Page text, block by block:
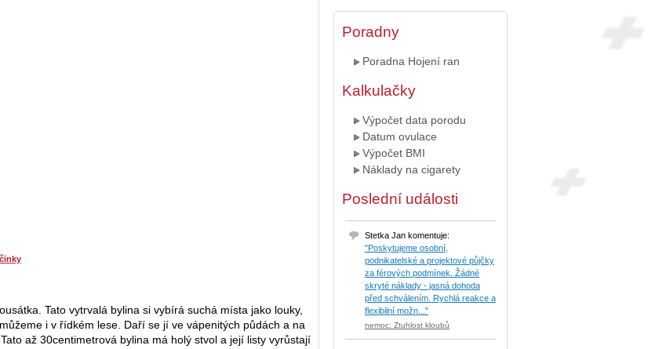
Tato vytrvalá bylina si vybírá suchá místa jako louky,
i v řídkém lese. Daří se jí ve vápenitých půdách a na
až 30centimetrová bylina má holý stvol a její listy vyrůstají
Poradny
Poradna Hojení ran
Kalkulačky
Výpočet data porodu
Datum ovulace
Výpočet BMI
Náklady na cigarety
Poslední události
Stetka Jan komentuje:
"Poskytujeme osobní,
podnikatelské a projektové půjčky
za férových podmínek. Žádné
skryté náklady - jasná dohoda
před schválením. Rychlá reakce a
flexibilní možn..."
nemoc: Ztuhlost kloubů